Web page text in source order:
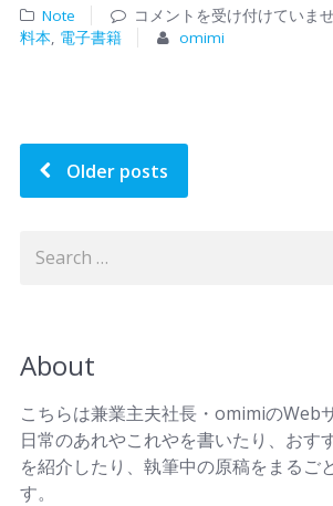
Note コメントを受け付けていま
料本, 電子書籍 omimi
Older posts
About
こちらは兼業主夫社長・omimiのWeb
日常のあれやこれやを書いたり、おす
を紹介したり、執筆中の原稿をまるご
す。